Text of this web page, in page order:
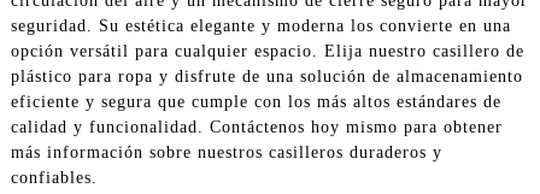
seguridad. Su estética elegante y moderna los convierte en una
opción versátil para cualquier espacio. Elija nuestro casillero de
plástico para ropa y disfrute de una solución de almacenamiento
eficiente y segura que cumple con los más altos estándares de
calidad y funcionalidad. Contáctenos hoy mismo para obtener
más información sobre nuestros casilleros duraderos y
confiables.